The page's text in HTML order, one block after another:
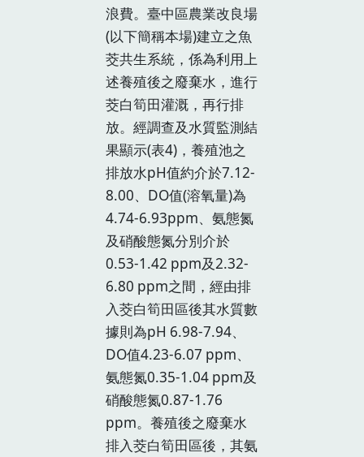
浪費。臺中區農業改良場
(以下簡稱本場)建立之魚
茭共生系統，係為利用上
述養殖後之廢棄水，進行
茭白筍田灌溉，再行排
放。經調查及水質監測結
果顯示(表4)，養殖池之
排放水pH值約介於7.12-
8.00、DO值(溶氧量)為
4.74-6.93ppm、氨態氮
及硝酸態氮分別介於
0.53-1.42 ppm及2.32-
6.80 ppm之間，經由排
入茭白筍田區後其水質數
據則為pH 6.98-7.94、
DO值4.23-6.07 ppm、
氨態氮0.35-1.04 ppm及
硝酸態氮0.87-1.76
ppm。養殖後之廢棄水
排入茭白筍田區後，其氨